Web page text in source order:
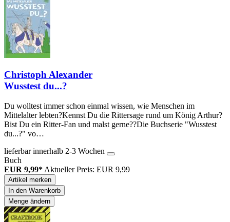
Christoph Alexander
Wusstest du...?
Du wolltest immer schon einmal wissen, wie Menschen im
Mittelalter lebten?Kennst Du die Rittersage rund um König Arthur?
Bist Du ein Ritter-Fan und malst gerne??Die Buchserie "Wusstest
du...?" vo…
lieferbar innerhalb 2-3 Wochen
Buch
EUR 9,99* Aktueller Preis: EUR 9,99
Artikel merken
In den Warenkorb
Menge ändern